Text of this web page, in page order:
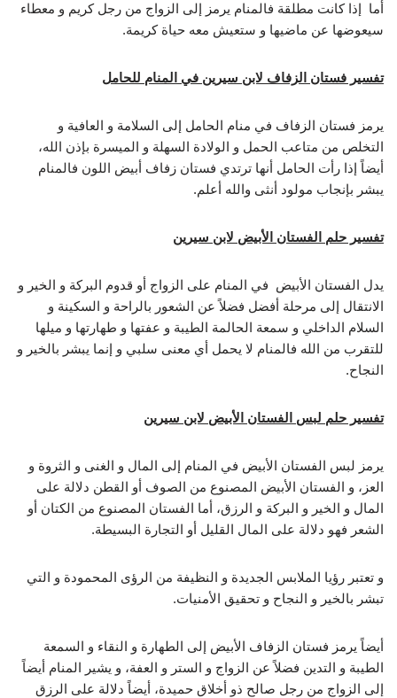
أما إذا كانت مطلقة فالمنام يرمز إلى الزواج من رجل كريم و معطاء
سيعوضها عن ماضيها و ستعيش معه حياة كريمة.
تفسير فستان الزفاف لابن سيرين في المنام للحامل
يرمز فستان الزفاف في منام الحامل إلى السلامة و العافية و
التخلص من متاعب الحمل و الولادة السهلة و الميسرة بإذن الله،
أيضاً إذا رأت الحامل أنها ترتدي فستان زفاف أبيض اللون فالمنام
يبشر بإنجاب مولود أنثى والله أعلم.
تفسير حلم الفستان الأبيض لابن سيرين
يدل الفستان الأبيض في المنام على الزواج أو قدوم البركة و الخير و
الانتقال إلى مرحلة أفضل فضلاً عن الشعور بالراحة و السكينة و
السلام الداخلي و سمعة الحالمة الطيبة و عفتها و طهارتها و ميلها
للتقرب من الله فالمنام لا يحمل أي معنى سلبي و إنما يبشر بالخير و
النجاح.
تفسير حلم لبس الفستان الأبيض لابن سيرين
يرمز لبس الفستان الأبيض في المنام إلى المال و الغنى و الثروة و
العز، و الفستان الأبيض المصنوع من الصوف أو القطن دلالة على
المال و الخير و البركة و الرزق، أما الفستان المصنوع من الكتان أو
الشعر فهو دلالة على المال القليل أو التجارة البسيطة.
و تعتبر رؤيا الملابس الجديدة و النظيفة من الرؤى المحمودة و التي
تبشر بالخير و النجاح و تحقيق الأمنيات.
أيضاً يرمز فستان الزفاف الأبيض إلى الطهارة و النقاء و السمعة
الطيبة و التدين فضلاً عن الزواج و الستر و العفة، و يشير المنام أيضاً
إلى الزواج من رجل صالح ذو أخلاق حميدة، أيضاً دلالة على الرزق